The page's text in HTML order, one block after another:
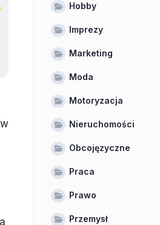
Hobby
Imprezy
Marketing
Moda
Motoryzacja
Nieruchomości
Obcojęzyczne
Praca
Prawo
Przemysł